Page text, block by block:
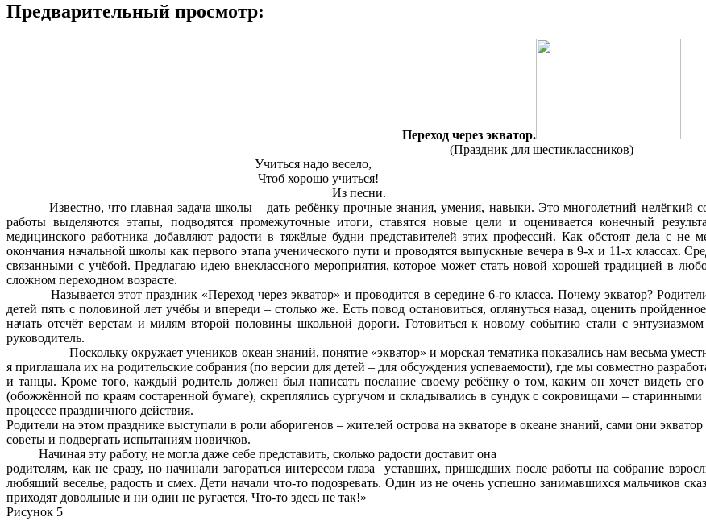
Предварительный просмотр:
Переход через экватор.
(Праздник для шестиклассников)
Учиться надо весело,
Чтоб хорошо учиться!
Из песни.
Известно, что главная задача школы – дать ребёнку прочные знания, умения, навыки. Это многолетний нелёгкий
работы выделяются этапы, подводятся промежуточные итоги, ставятся новые цели и оценивается конечный
медицинского работника добавляют радости в тяжёлые будни представителей этих профессий. Как обстоят дела с не
окончания начальной школы как первого этапа ученического пути и проводятся выпускные вечера в 9-х и 11-х классах.
связанными с учёбой. Предлагаю идею внеклассного мероприятия, которое может стать новой хорошей традицией в
сложном переходном возрасте.
Называется этот праздник «Переход через экватор» и проводится в середине 6-го класса. Почему экватор?
детей пять с половиной лет учёбы и впереди – столько же. Есть повод остановиться, оглянуться назад, оценить
начать отсчёт верстам и милям второй половины школьной дороги. Готовиться к новому событию стали с
руководитель.
Поскольку окружает учеников океан знаний, понятие «экватор» и морская тематика показались нам весьма
я приглашала их на родительские собрания (по версии для детей – для обсуждения успеваемости), где мы совместно
и танцы. Кроме того, каждый родитель должен был написать послание своему ребёнку о том, каким он хочет видеть
(обожжённой по краям состаренной бумаге), скреплялись сургучом и складывались в сундук с сокровищами –
процессе праздничного действия.
Родители на этом празднике выступали в роли аборигенов – жителей острова на экваторе в океане знаний, сами они
советы и подвергать испытаниям новичков.
Начиная эту работу, не могла даже себе представить, сколько радости доставит она
родителям, как не сразу, но начинали загораться интересом глаза уставших, пришедших после работы на собрание
любящий веселье, радость и смех. Дети начали что-то подозревать. Один из не очень успешно занимавшихся мальчиков
приходят довольные и ни один не ругается. Что-то здесь не так!»
Рисунок 5